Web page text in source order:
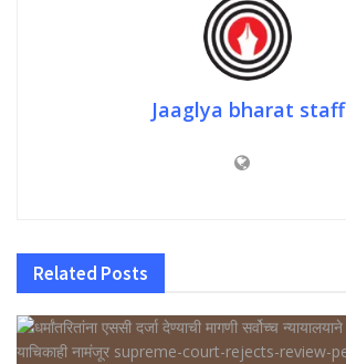
Jaaglya bharat staff
Related Posts